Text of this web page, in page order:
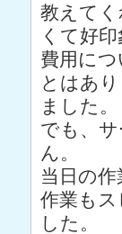
教えて
くて好
費用に
とはあ
ました。
でも、
ん。
当日の
作業も
した。